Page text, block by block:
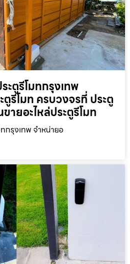
ะตูรีโมทกรุงเทพ
ตูรีโมท ครบวงจรที่ ประตู
ายอะไหล่ประตูรีโมท
กรุงเทพ จำหน่ายอ